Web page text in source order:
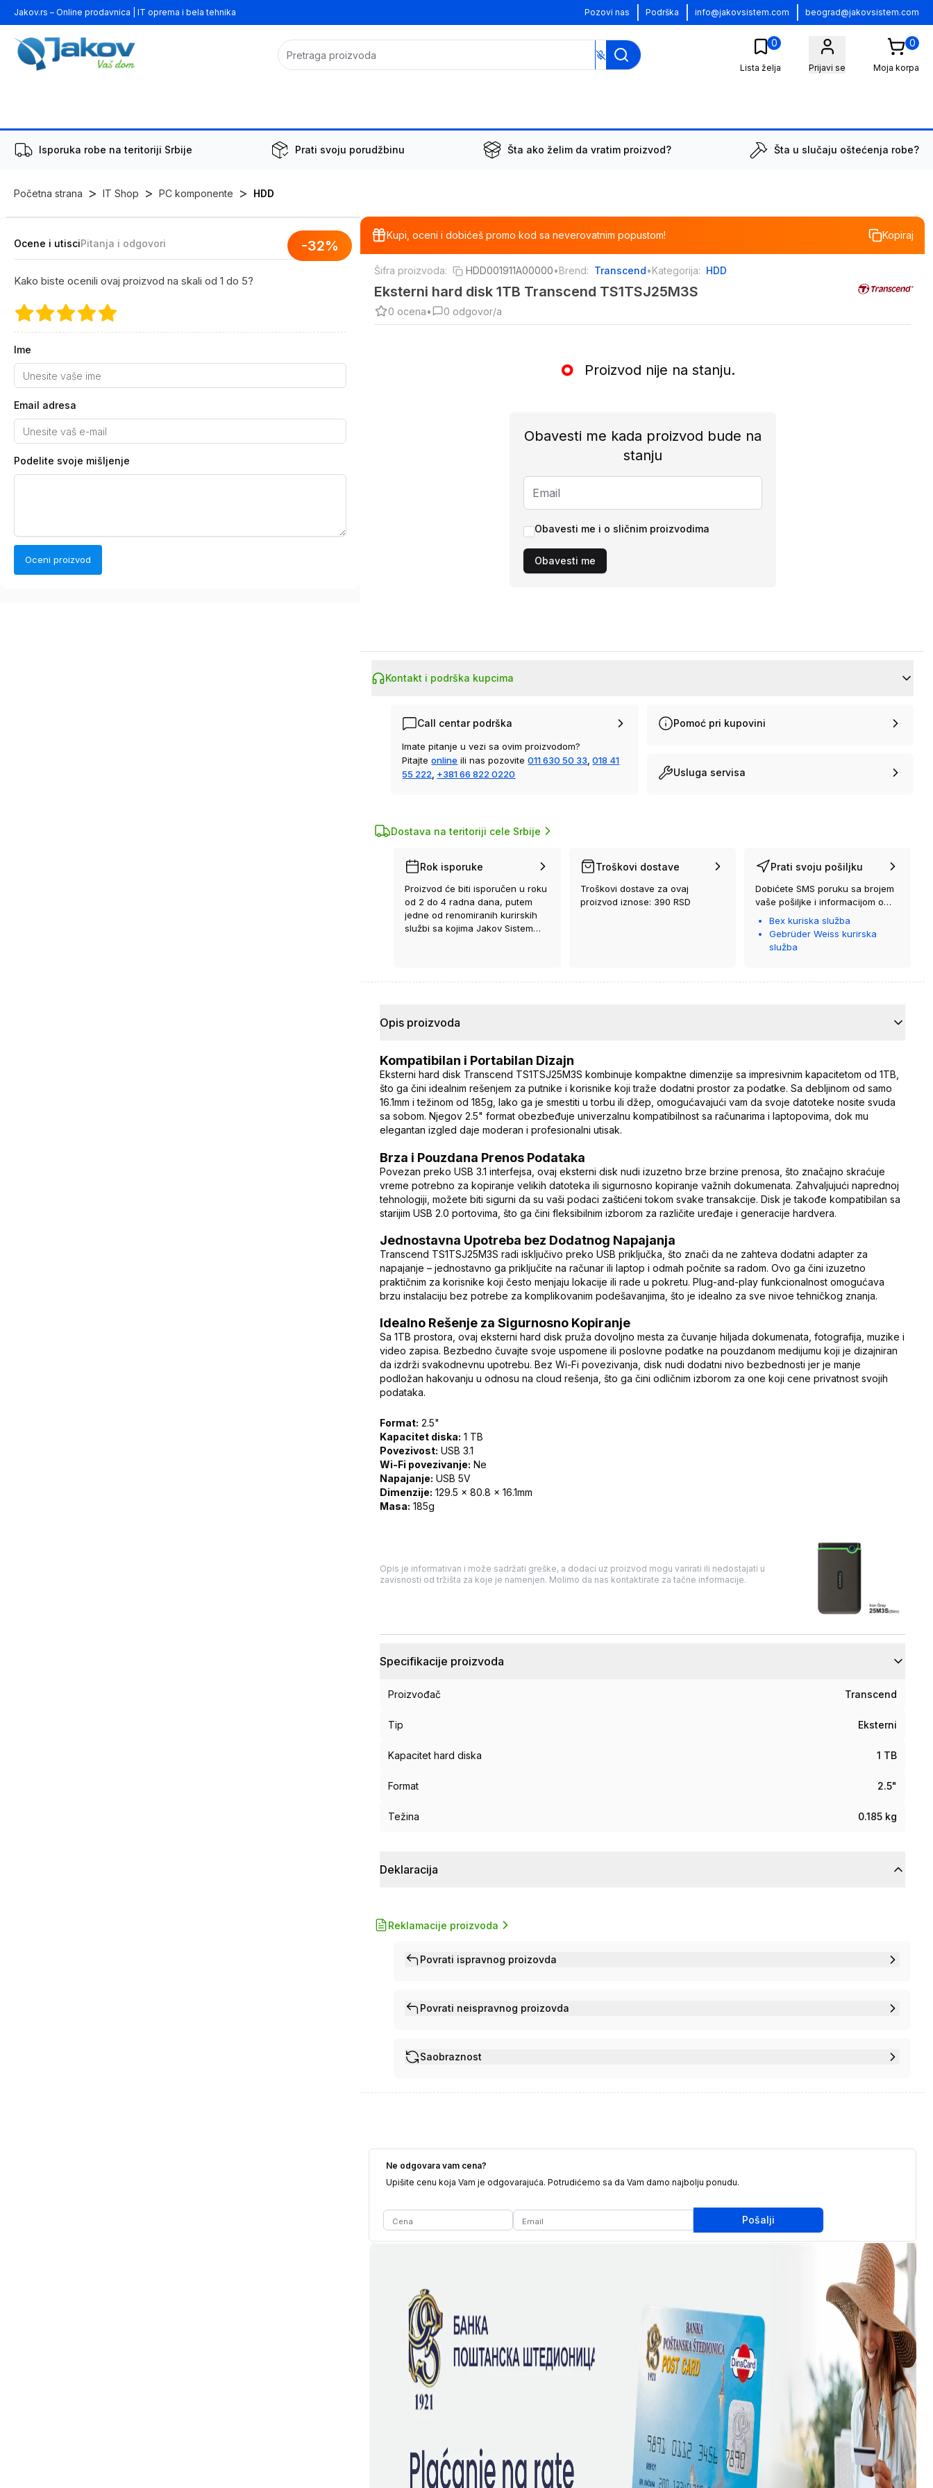
Jakov.rs – Online prodavnica | IT oprema i bela tehnika Pozovi nas Podrška info@jakovsistem.com beograd@jakovsistem.com
0
Lista želja Prijavi se
0
Moja korpa
Isporuka robe na teritoriji Srbije Prati svoju porudžbinu Šta ako želim da vratim proizvod? Šta u slučaju oštećenja robe?
Početna strana > IT Shop > PC komponente > HDD
-32%
Ocene i utisciPitanja i odgovori
Kako biste ocenili ovaj proizvod na skali od 1 do 5?
Ime
Email adresa
Podelite svoje mišljenje
Oceni proizvod
Kupi, oceni i dobićeš promo kod sa neverovatnim popustom! Kopiraj
Šifra proizvoda: HDD001911A00000•Brend: Transcend•Kategorija: HDD
Eksterni hard disk 1TB Transcend TS1TSJ25M3S
0 ocena• 0 odgovor/a
Proizvod nije na stanju.
Obavesti me kada proizvod bude na
stanju
Obavesti me i o sličnim proizvodima
Obavesti me
Kontakt i podrška kupcima
Call centar podrška
Imate pitanje u vezi sa ovim proizvodom?
Pitajte online ili nas pozovite 011 630 50 33 018 41
55 222 +381 66 822 0220
Pomoć pri kupovini
Usluga servisa
Dostava na teritoriji cele Srbije
Rok isporuke
Proizvod će biti isporučen u roku
od 2 do 4 radna dana, putem
jedne od renomiranih kurirskih
službi sa kojima Jakov Sistem
Troškovi dostave
Troškovi dostave za ovaj
proizvod iznose: 390 RSD
Prati svoju pošiljku
Dobićete SMS poruku sa brojem
vaše pošiljke i informacijom o
kurirskoj službi koja će vam je
Bex kuriska služba
Gebrüder Weiss kurirska
služba
Opis proizvoda
Kompatibilan i Portabilan Dizajn
Eksterni hard disk Transcend TS1TSJ25M3S kombinuje kompaktne dimenzije sa impresivnim kapacitetom od 1TB,
što ga čini idealnim rešenjem za putnike i korisnike koji traže dodatni prostor za podatke. Sa debljinom od samo
16.1mm i težinom od 185g, lako ga je smestiti u torbu ili džep, omogućavajući vam da svoje datoteke nosite svuda
sa sobom. Njegov 2.5" format obezbeđuje univerzalnu kompatibilnost sa računarima i laptopovima, dok mu
elegantan izgled daje moderan i profesionalni utisak.
Brza i Pouzdana Prenos Podataka
Povezan preko USB 3.1 interfejsa, ovaj eksterni disk nudi izuzetno brze brzine prenosa, što značajno skraćuje
vreme potrebno za kopiranje velikih datoteka ili sigurnosno kopiranje važnih dokumenata. Zahvaljujući naprednoj
tehnologiji, možete biti sigurni da su vaši podaci zaštićeni tokom svake transakcije. Disk je takođe kompatibilan sa
starijim USB 2.0 portovima, što ga čini fleksibilnim izborom za različite uređaje i generacije hardvera.
Jednostavna Upotreba bez Dodatnog Napajanja
Transcend TS1TSJ25M3S radi isključivo preko USB priključka, što znači da ne zahteva dodatni adapter za
napajanje – jednostavno ga priključite na računar ili laptop i odmah počnite sa radom. Ovo ga čini izuzetno
praktičnim za korisnike koji često menjaju lokacije ili rade u pokretu. Plug-and-play funkcionalnost omogućava
brzu instalaciju bez potrebe za komplikovanim podešavanjima, što je idealno za sve nivoe tehničkog znanja.
Idealno Rešenje za Sigurnosno Kopiranje
Sa 1TB prostora, ovaj eksterni hard disk pruža dovoljno mesta za čuvanje hiljada dokumenata, fotografija, muzike i
video zapisa. Bezbedno čuvajte svoje uspomene ili poslovne podatke na pouzdanom medijumu koji je dizajniran
da izdrži svakodnevnu upotrebu. Bez Wi-Fi povezivanja, disk nudi dodatni nivo bezbednosti jer je manje
podložan hakovanju u odnosu na cloud rešenja, što ga čini odličnim izborom za one koji cene privatnost svojih
podataka.
Format: 2.5"
Kapacitet diska: 1 TB
Povezivost: USB 3.1
Wi-Fi povezivanje: Ne
Napajanje: USB 5V
Dimenzije: 129.5 x 80.8 x 16.1mm
Masa: 185g
Opis je informativan i može sadržati greške, a dodaci uz proizvod mogu varirati ili nedostajati u
zavisnosti od tržišta za koje je namenjen. Molimo da nas kontaktirate za tačne informacije.
Specifikacije proizvoda
Proizvođač Transcend
Tip Eksterni
Kapacitet hard diska 1 TB
Format 2.5"
Težina 0.185 kg
Deklaracija
Reklamacije proizvoda
Povrati ispravnog proizovda
Povrati neispravnog proizovda
Saobraznost
Ne odgovara vam cena?
Upišite cenu koja Vam je odgovarajuća. Potrudićemo sa da Vam damo najbolju ponudu.
Pošalji